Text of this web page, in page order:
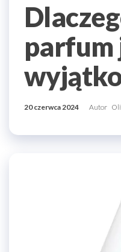
parfum
20 czerwca 2024 Autor